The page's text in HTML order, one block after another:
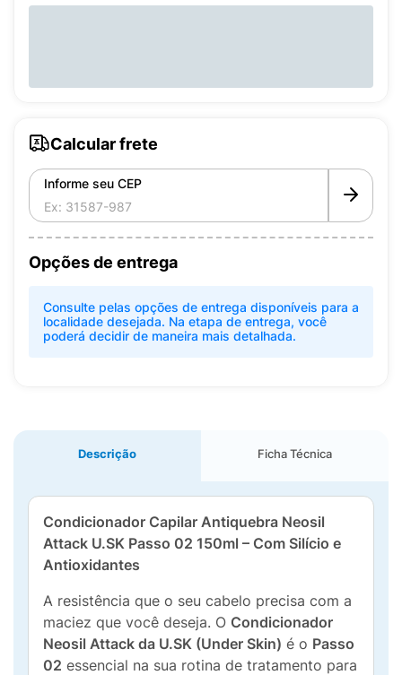
Calcular frete
Informe seu CEP
Opções de entrega
Consulte pelas opções de entrega disponíveis para a
localidade desejada. Na etapa de entrega, você
poderá decidir de maneira mais detalhada.
Descrição Ficha Técnica
Condicionador Capilar Antiquebra Neosil
Attack U.SK Passo 02 150ml – Com Silício e
Antioxidantes
A resistência que o seu cabelo precisa com a
maciez que você deseja. O Condicionador
Neosil Attack da U.SK (Under Skin) é o Passo
02 essencial na sua rotina de tratamento para